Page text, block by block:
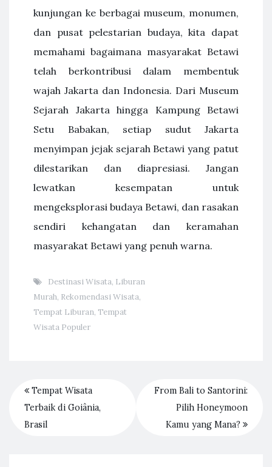
kunjungan ke berbagai museum, monumen,
dan pusat pelestarian budaya, kita dapat
memahami bagaimana masyarakat Betawi
telah berkontribusi dalam membentuk
wajah Jakarta dan Indonesia. Dari Museum
Sejarah Jakarta hingga Kampung Betawi
Setu Babakan, setiap sudut Jakarta
menyimpan jejak sejarah Betawi yang patut
dilestarikan dan diapresiasi. Jangan
lewatkan kesempatan untuk
mengeksplorasi budaya Betawi, dan rasakan
sendiri kehangatan dan keramahan
masyarakat Betawi yang penuh warna.
Destinasi Wisata, Liburan
Murah, Rekomendasi Wisata,
Tempat Liburan, Tempat
Wisata Populer
Tempat Wisata
Terbaik di Goiânia,
Brasil
From Bali to Santorini:
Pilih Honeymoon
Kamu yang Mana?